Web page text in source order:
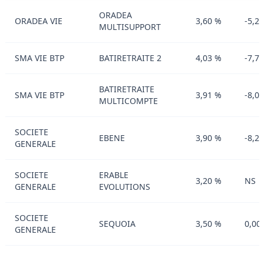
ORADEA VIE
ORADEA
MULTISUPPORT
3,60 % -
SMA VIE BTP BATIRETRAITE 2 4,03 % -
SMA VIE BTP
BATIRETRAITE
MULTICOMPTE
3,91 % -
SOCIETE
GENERALE
EBENE 3,90 % -
SOCIETE
GENERALE
ERABLE
EVOLUTIONS
3,20 % NS
SOCIETE
GENERALE
SEQUOIA 3,50 %